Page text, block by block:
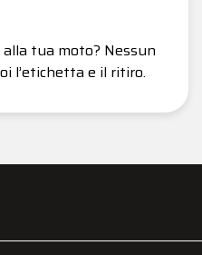
tua moto? Nessun
l’etichetta e il ritiro.